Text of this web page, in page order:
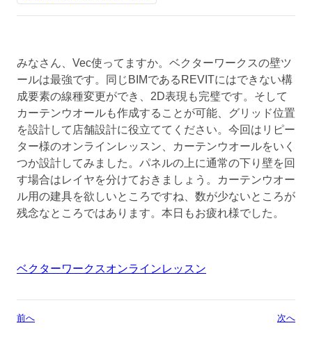
みなさん、Vec使ってますか。ベクターワークスの壁ツ
ールは最強です。同じBIMであるREVITにはできない構
成要素の線種変更ができ、2D表現も完璧です。そして
カーテンウオールも作成することが可能、グリッド位置
を設計して店舗設計に役立ててください。今回はリピー
ター様のオンラインレッスン、カーテンウオールをいく
つか設計してみました。パネルの上に通常の下り壁を回
す場合はレイヤを分けておきましょう。カーテンウオー
ル用の建具を欲しいところですね、数が少ないところが
残念なところではあります。本日もお疲れ様でした。
ベクターワークスオンラインレッスン
前へ 次へ